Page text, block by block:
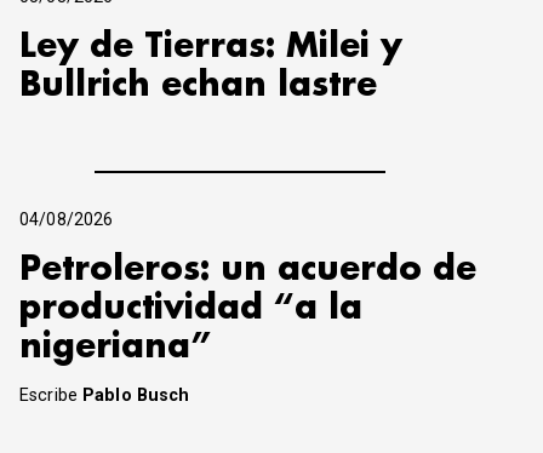
Ley de Tierras: Milei y
Bullrich echan lastre
04/08/2026
Petroleros: un acuerdo de
productividad “a la
nigeriana”
Escribe Pablo Busch